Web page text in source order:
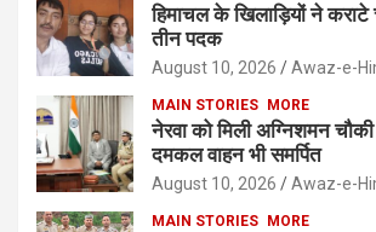
हिमाचल के खिलाड़ियों ने
तीन पदक
August 10, 2026 Awaz-e-
MAIN STORIES MORE
नेरवा को मिली अग्निशमन
दमकल वाहन भी समर्पित
August 10, 2026 Awaz-e-
MAIN STORIES MORE